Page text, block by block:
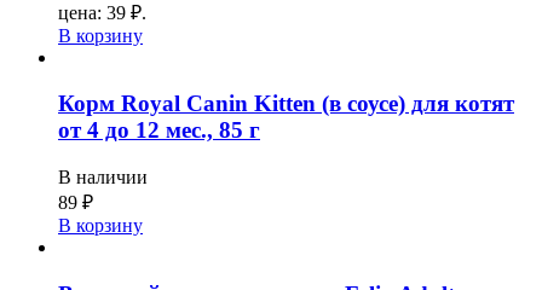
цена: 39 ₽.
В корзину
Корм Royal Canin Kitten (в соусе) для котят
от 4 до 12 мес., 85 г
В наличии
89 ₽
В корзину